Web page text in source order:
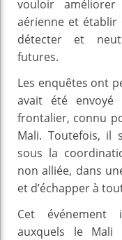
vouloir
aérienne et
détecter et
futures.
Les enquêtes ont
avait été envoyé
frontalier, connu
Mali. Toutefois, il
sous la
non alliée, dans
et d’échapper à
Cet événement
auxquels le Mali